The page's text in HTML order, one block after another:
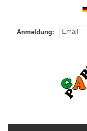
Anmeldung: